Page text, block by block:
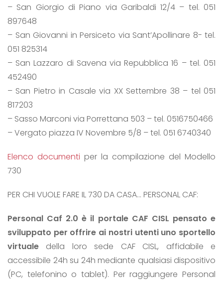
– San Giorgio di Piano via Garibaldi 12/4 – tel. 051
897648
– San Giovanni in Persiceto via Sant’Apollinare 8- tel.
051 825314
– San Lazzaro di Savena via Repubblica 16 – tel. 051
452490
– San Pietro in Casale via XX Settembre 38 – tel 051
817203
– Sasso Marconi via Porrettana 503 – tel. 0516750466
– Vergato piazza IV Novembre 5/8 – tel. 051 6740340
Elenco documenti per la compilazione del Modello
730
PER CHI VUOLE FARE IL 730 DA CASA… PERSONAL CAF:
Personal Caf 2.0 è il portale CAF CISL pensato e
sviluppato per offrire ai nostri utenti uno sportello
virtuale della loro sede CAF CISL, affidabile e
accessibile 24h su 24h mediante qualsiasi dispositivo
(PC, telefonino o tablet). Per raggiungere Personal